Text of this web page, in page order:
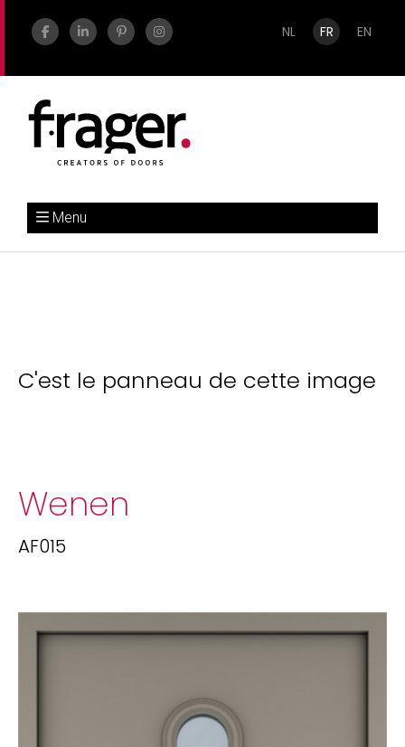
NL FR EN
Menu
C'est le panneau de cette image
Wenen
AF015